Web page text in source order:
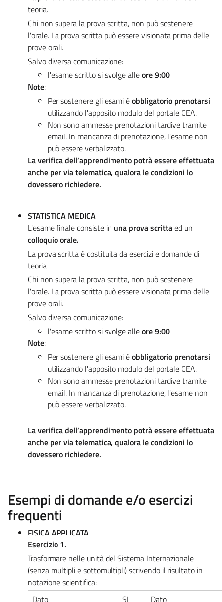
teoria.
Chi non supera la prova scritta, non può sostenere
l'orale. La prova scritta può essere visionata prima delle
prove orali.
Salvo diversa comunicazione:
l'esame scritto si svolge alleore 9:00
Note:
Per sostenere gli esami èobbligatorio prenotarsi
utilizzando l'apposito modulo del portale CEA.
Non sono ammesse prenotazioni tardive tramite
email. In mancanza di prenotazione, l'esame non
può essere verbalizzato.
La verifica dell’apprendimento potrà essere effettuata
anche per via telematica, qualora le condizioni lo
dovessero richiedere.
STATISTICA MEDICA
L'esame finale consiste in una prova scrittaed un
colloquio orale.
La prova scritta è costituita da esercizi e domande di
teoria.
Chi non supera la prova scritta, non può sostenere
l'orale. La prova scritta può essere visionata prima delle
prove orali.
Salvo diversa comunicazione:
l'esame scritto si svolge alleore 9:00
Note:
Per sostenere gli esami èobbligatorio prenotarsi
utilizzando l'apposito modulo del portale CEA.
Non sono ammesse prenotazioni tardive tramite
email. In mancanza di prenotazione, l'esame non
può essere verbalizzato.
La verifica dell’apprendimento potrà essere effettuata
anche per via telematica, qualora le condizioni lo
dovessero richiedere.
Esempi di domande e/o esercizi
frequenti
FISICA APPLICATA
Esercizio 1.
Trasformare nelle unità del Sistema Internazionale
(senza multipli e sottomultipli) scrivendo il risultato in
notazione scientifica:
Dato
SI
Dato